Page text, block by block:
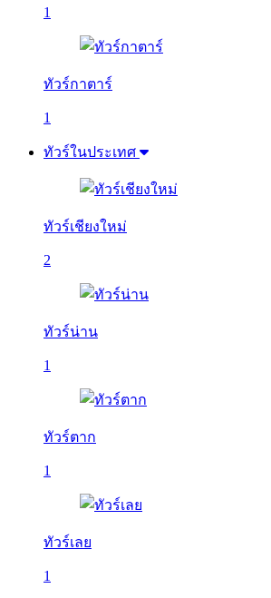
1
ทัวร์กาตาร์
1
ทัวร์ในประเทศ
ทัวร์เชียงใหม่
2
ทัวร์น่าน
1
ทัวร์ตาก
1
ทัวร์เลย
1